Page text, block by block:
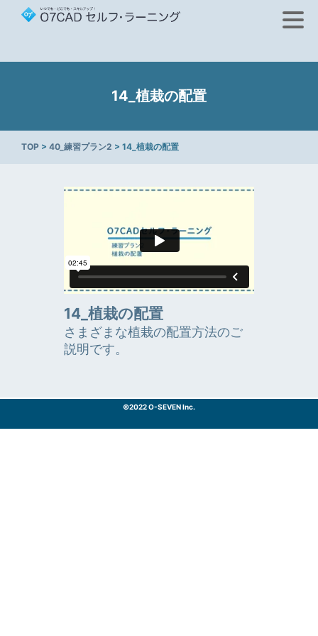
14_植栽の配置
TOP > 40_練習プラン2 > 14_植栽の配置
14_植栽の配置
さまざまな植栽の配置方法のご
説明です。
©2022 O-SEVEN Inc.